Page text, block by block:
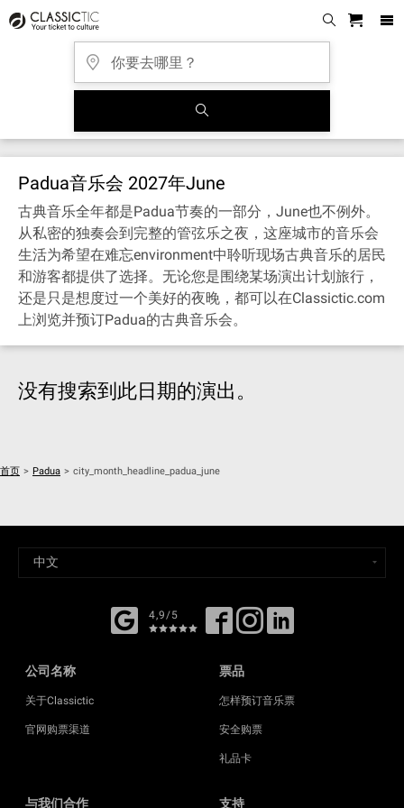
Padua音乐会 2027年June
古典音乐全年都是Padua节奏的一部分，June也不例外。
从私密的独奏会到完整的管弦乐之夜，这座城市的音乐会
生活为希望在难忘environment中聆听现场古典音乐的居民
和游客都提供了选择。无论您是围绕某场演出计划旅行，
还是只是想度过一个美好的夜晚，都可以在Classictic.com
上浏览并预订Padua的古典音乐会。
没有搜索到此日期的演出。
首页 > Padua > city_month_headline_padua_june
4,9/5
公司名称
关于Classictic
官网购票渠道
票品
怎样预订音乐票
安全购票
礼品卡
与我们合作 支持